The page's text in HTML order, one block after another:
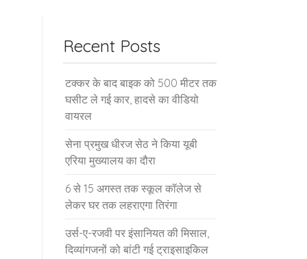
Recent Posts
टक्कर के बाद बाइक को 500 मीटर तक
घसीट ले गई कार, हादसे का वीडियो
वायरल
सेना प्रमुख धीरज सेठ ने किया यूबी
एरिया मुख्यालय का दौरा
6 से 15 अगस्त तक स्कूल कॉलेज से
लेकर घर तक लहराएगा तिरंगा
उर्स-ए-रजवी पर इंसानियत की मिसाल,
दिव्यांगजनों को बांटी गई ट्राइसाइकिल